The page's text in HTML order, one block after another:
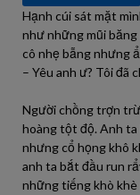
Hạnh cúi sát mặt
như những mũi
cô nhẹ bẫng nhưng
– Yêu anh ư? Tôi đã
Người chồng trợn
hoàng tột độ. Anh ta
nhưng cổ họng khô
anh ta bắt đầu run
những tiếng khò